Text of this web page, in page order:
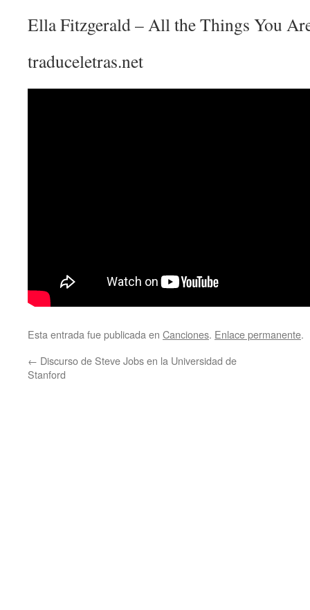
Ella Fitzgerald – All the Things You
traduceletras.net
Esta entrada fue publicada en Canciones. Enlace permanente.
← Discurso de Steve Jobs en la Universidad de
Stanford